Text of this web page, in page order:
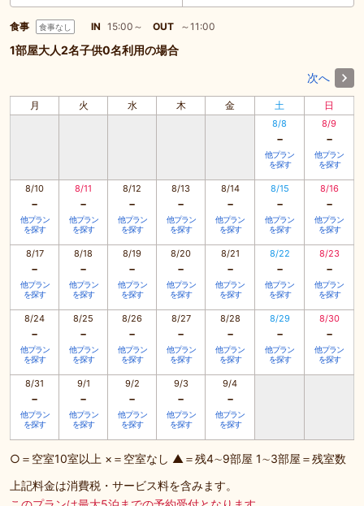
食事 食事なし IN 15:00～ OUT ～11:00
1部屋大人2名子供0名利用の場合
次へ
月 火 水 木 金 土 日
8/8
-
他プラン
を探す
8/9
-
他プラン
を探す
8/10
-
他プラン
を探す
8/11
-
他プラン
を探す
8/12
-
他プラン
を探す
8/13
-
他プラン
を探す
8/14
-
他プラン
を探す
8/15
-
他プラン
を探す
8/16
-
他プラン
を探す
8/17
-
他プラン
を探す
8/18
-
他プラン
を探す
8/19
-
他プラン
を探す
8/20
-
他プラン
を探す
8/21
-
他プラン
を探す
8/22
-
他プラン
を探す
8/23
-
他プラン
を探す
8/24
-
他プラン
を探す
8/25
-
他プラン
を探す
8/26
-
他プラン
を探す
8/27
-
他プラン
を探す
8/28
-
他プラン
を探す
8/29
-
他プラン
を探す
8/30
-
他プラン
を探す
8/31
-
他プラン
を探す
9/1
-
他プラン
を探す
9/2
-
他プラン
を探す
9/3
-
他プラン
を探す
9/4
-
他プラン
を探す
○＝空室10室以上 ×＝空室なし ▲＝残4∼9部屋 1∼3部屋＝残室数
上記料金は消費税・サービス料を含みます。